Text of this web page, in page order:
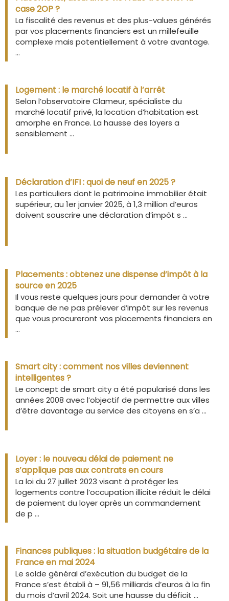
case 2OP ?
La fiscalité des revenus et des plus-values générés
par vos placements financiers est un millefeuille
complexe mais potentiellement à votre avantage.
...
Logement : le marché locatif à l’arrêt
Selon l’observatoire Clameur, spécialiste du
marché locatif privé, la location d’habitation est
amorphe en France. La hausse des loyers a
sensiblement ...
Déclaration d’IFI : quoi de neuf en 2025 ?
Les particuliers dont le patrimoine immobilier était
supérieur, au 1er janvier 2025, à 1,3 million d’euros
doivent souscrire une déclaration d’impôt s ...
Placements : obtenez une dispense d’impôt à la
source en 2025
Il vous reste quelques jours pour demander à votre
banque de ne pas prélever d’impôt sur les revenus
que vous procureront vos placements financiers en
...
Smart city : comment nos villes deviennent
intelligentes ?
Le concept de smart city a été popularisé dans les
années 2008 avec l’objectif de permettre aux villes
d’être davantage au service des citoyens en s’a ...
Loyer : le nouveau délai de paiement ne
s’applique pas aux contrats en cours
La loi du 27 juillet 2023 visant à protéger les
logements contre l’occupation illicite réduit le délai
de paiement du loyer après un commandement
de p ...
Finances publiques : la situation budgétaire de la
France en mai 2024
Le solde général d’exécution du budget de la
France s’est établi à – 91,56 milliards d’euros à la fin
du mois d’avril 2024. Soit une hausse du déficit ...